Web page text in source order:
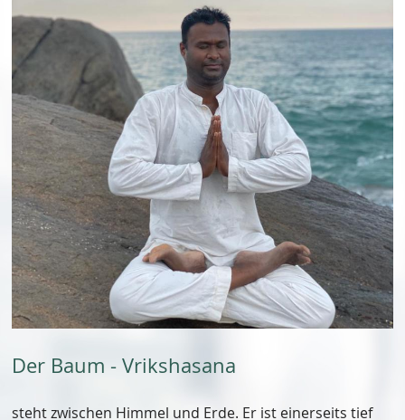
Der Baum - Vrikshasana
steht zwischen Himmel und Erde. Er ist einerseits tief